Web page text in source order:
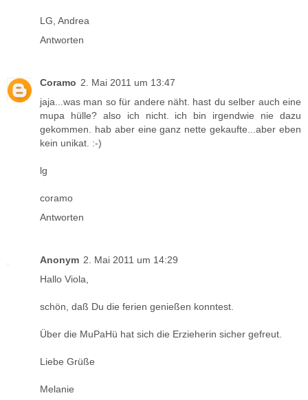
LG, Andrea
Antworten
Coramo 2. Mai 2011 um 13:47
jaja...was man so für andere näht. hast du selber auch eine
mupa hülle? also ich nicht. ich bin irgendwie nie dazu
gekommen. hab aber eine ganz nette gekaufte...aber eben
kein unikat. :-)
lg
coramo
Antworten
Anonym 2. Mai 2011 um 14:29
Hallo Viola,
schön, daß Du die ferien genießen konntest.
Über die MuPaHü hat sich die Erzieherin sicher gefreut.
Liebe Grüße
Melanie